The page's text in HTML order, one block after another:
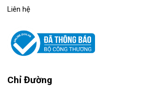
Liên hệ
Chỉ Đường